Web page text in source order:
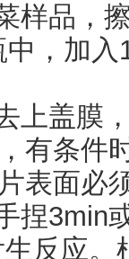
样品，
，加
上盖膜
有条件
表面必
捏3min
反应